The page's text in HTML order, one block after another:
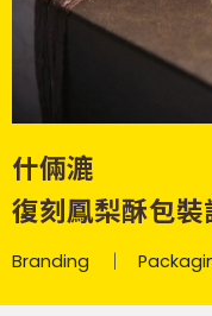
什倆漉
復刻鳳梨酥包裝
Branding